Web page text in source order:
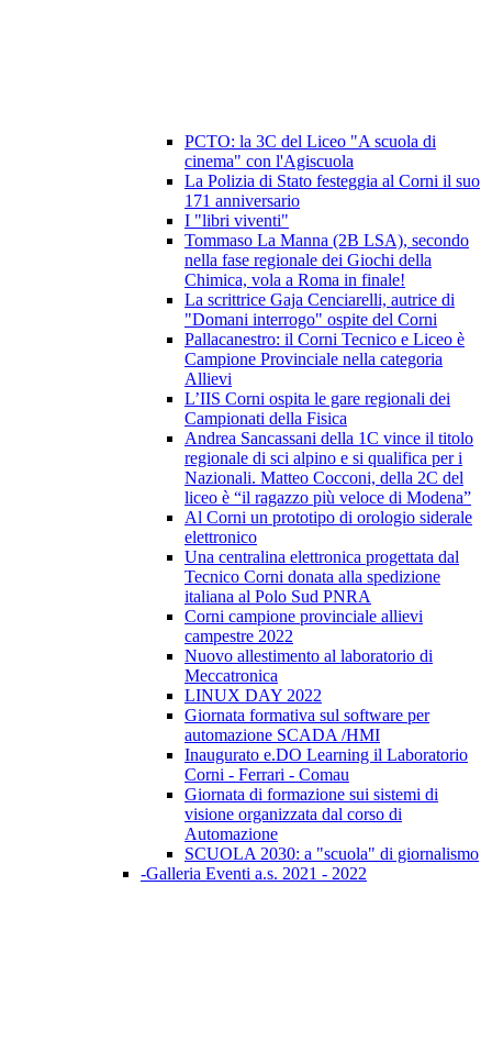
PCTO: la 3C del Liceo "A scuola di
cinema" con l'Agiscuola
La Polizia di Stato festeggia al Corni il suo
171 anniversario
I "libri viventi"
Tommaso La Manna (2B LSA), secondo
nella fase regionale dei Giochi della
Chimica, vola a Roma in finale!
La scrittrice Gaja Cenciarelli, autrice di
"Domani interrogo" ospite del Corni
Pallacanestro: il Corni Tecnico e Liceo è
Campione Provinciale nella categoria
Allievi
L’IIS Corni ospita le gare regionali dei
Campionati della Fisica
Andrea Sancassani della 1C vince il titolo
regionale di sci alpino e si qualifica per i
Nazionali. Matteo Cocconi, della 2C del
liceo è “il ragazzo più veloce di Modena”
Al Corni un prototipo di orologio siderale
elettronico
Una centralina elettronica progettata dal
Tecnico Corni donata alla spedizione
italiana al Polo Sud PNRA
Corni campione provinciale allievi
campestre 2022
Nuovo allestimento al laboratorio di
Meccatronica
LINUX DAY 2022
Giornata formativa sul software per
automazione SCADA /HMI
Inaugurato e.DO Learning il Laboratorio
Corni - Ferrari - Comau
Giornata di formazione sui sistemi di
visione organizzata dal corso di
Automazione
SCUOLA 2030: a "scuola" di giornalismo
-Galleria Eventi a.s. 2021 - 2022